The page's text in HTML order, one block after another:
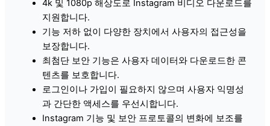
4k 및 1080p 해상도로 Instagram 비디오 다운로드를
지원합니다.
기능 저하 없이 다양한 장치에서 사용자의 접근성을
보장합니다.
최첨단 보안 기능은 사용자 데이터와 다운로드한 콘
텐츠를 보호합니다.
로그인이나 가입이 필요하지 않으며 사용자 익명성
과 간단한 액세스를 우선시합니다.
Instagram 기능 및 보안 프로토콜의 변화에 ​​보조를